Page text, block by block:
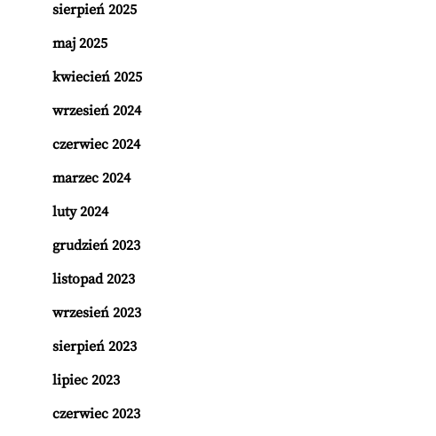
sierpień 2025
maj 2025
kwiecień 2025
wrzesień 2024
czerwiec 2024
marzec 2024
luty 2024
grudzień 2023
listopad 2023
wrzesień 2023
sierpień 2023
lipiec 2023
czerwiec 2023